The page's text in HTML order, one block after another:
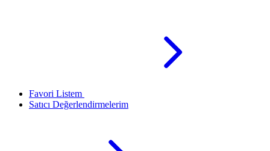
Favori Listem
Satıcı Değerlendirmelerim